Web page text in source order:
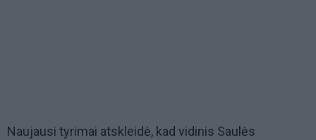
Naujausi tyrimai atskleidė, kad vidinis Saulės